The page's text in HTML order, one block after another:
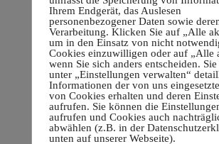
Ihrem Endgerät, das Auslesen
personenbezogener Daten sowie
Verarbeitung. Klicken Sie auf „Alle
um in den Einsatz von nicht
Cookies einzuwilligen oder auf „Alle
wenn Sie sich anders entscheiden.
unter „Einstellungen verwalten“
Informationen der von uns
von Cookies erhalten und deren
aufrufen. Sie können die
aufrufen und Cookies auch
abwählen (z.B. in der
unten auf unserer Webseite).